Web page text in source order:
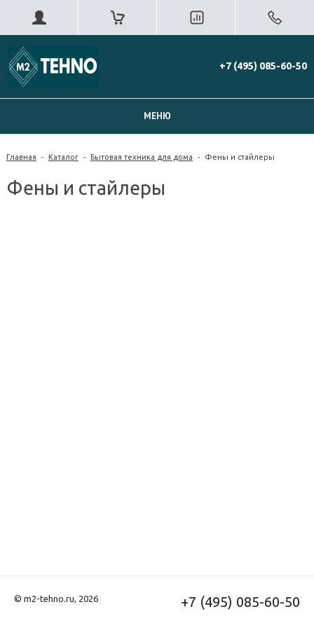
+7 (495) 085-60-50
МЕНЮ
Главная - Каталог - Бытовая техника для дома - Фены и стайлеры
Фены и стайлеры
© m2-tehno.ru, 2026 +7 (495) 085-60-50